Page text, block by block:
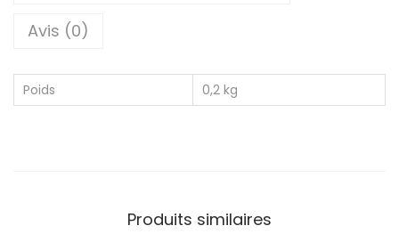
Avis (0)
Poids 0,2 kg
Produits similaires